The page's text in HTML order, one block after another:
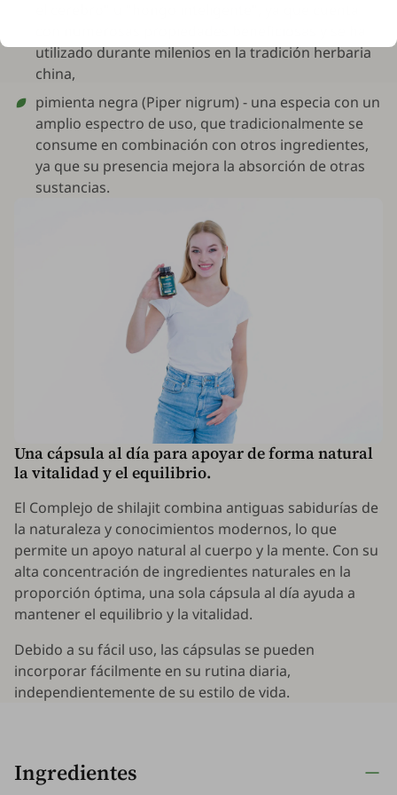
utilizado durante milenios en la tradición herbaria
china,
pimienta negra (Piper nigrum) - una especia con un
amplio espectro de uso, que tradicionalmente se
consume en combinación con otros ingredientes,
ya que su presencia mejora la absorción de otras
sustancias.
Una cápsula al día para apoyar de forma natural
la vitalidad y el equilibrio.
El Complejo de shilajit combina antiguas sabidurías de
la naturaleza y conocimientos modernos, lo que
permite un apoyo natural al cuerpo y la mente. Con su
alta concentración de ingredientes naturales en la
proporción óptima, una sola cápsula al día ayuda a
mantener el equilibrio y la vitalidad.
Debido a su fácil uso, las cápsulas se pueden
incorporar fácilmente en su rutina diaria,
independientemente de su estilo de vida.
Ingredientes